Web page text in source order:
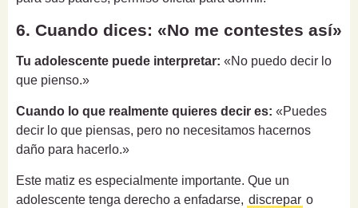
6. Cuando dices: «No me contestes así»
Tu adolescente puede interpretar: «No puedo decir lo
que pienso.»
Cuando lo que realmente quieres decir es: «Puedes
decir lo que piensas, pero no necesitamos hacernos
daño para hacerlo.»
Este matiz es especialmente importante. Que un
adolescente tenga derecho a enfadarse, discrepar o